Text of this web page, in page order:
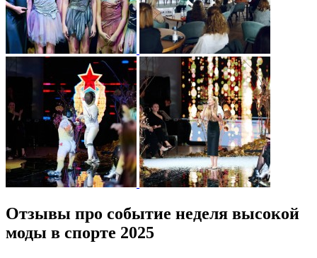
Отзывы про событие неделя высокой
моды в спорте 2025